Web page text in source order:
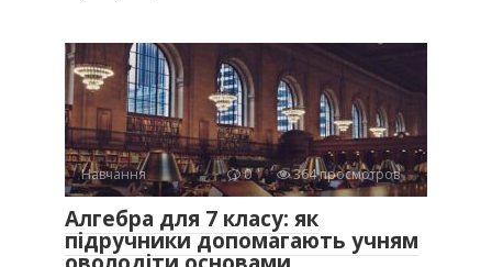
Навчання 0 364 просмотров
Алгебра для 7 класу: як
підручники допомагають учням